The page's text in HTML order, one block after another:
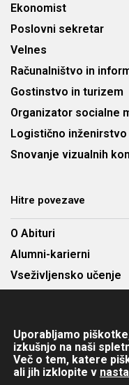
Ekonomist
Poslovni sekretar
Velnes
Računalništvo in
Gostinstvo in turizem
Organizator socialne
Logistično inženirstvo
Snovanje vizualnih
Hitre povezave
O Abituri
Alumni-karierni
Vseživljensko učenje
Kontakt
Uporabljamo
izkušnjo na naši
Več o tem, katere
ali jih izklopite v